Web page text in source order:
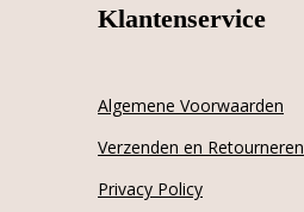
Klantenservice
Algemene Voorwaarden
Verzenden en Retourneren
Privacy Policy